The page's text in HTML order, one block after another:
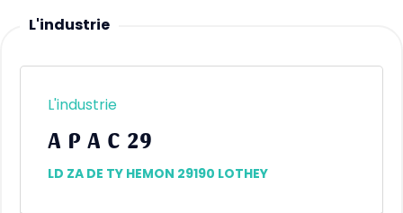
L'industrie
L'industrie
A P A C 29
LD ZA DE TY HEMON 29190 LOTHEY